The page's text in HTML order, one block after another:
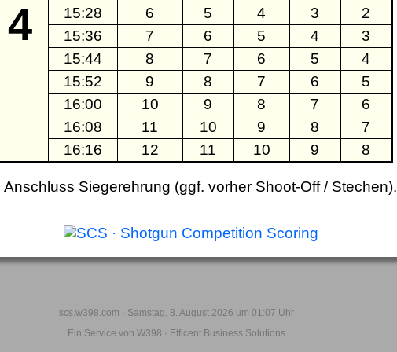
4 15:28 6 5 4 3
2
15:36
7 6 5 4
3
15:44
8 7 6 5
4
15:52
9 8 7 6
5
16:00
10 9 8 7
6
16:08
11 10 9 8
7
16:16
12 11 10 9 8
Anschluss Siegerehrung (ggf. vorher Shoot-Off / Stechen).
scs.w398.com · Samstag, 8. August 2026 um 01:07 Uhr
Ein Service von W398 · Efficent Business Solutions